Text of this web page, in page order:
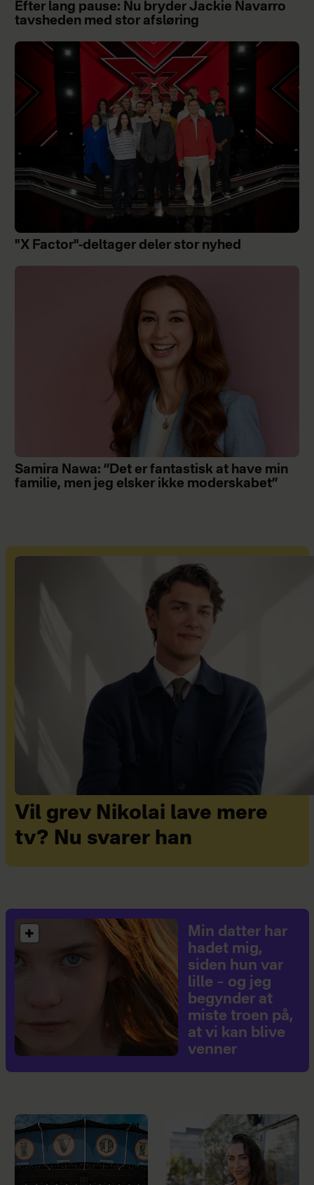
Efter lang pause: Nu bryder Jackie Navarro
tavsheden med stor afsløring
"X Factor"-deltager deler stor nyhed
Samira Nawa: ”Det er fantastisk at have min
familie, men jeg elsker ikke moderskabet”
Vil grev Nikolai lave mere
tv? Nu svarer han
Min datter har
hadet mig,
siden hun var
lille – og jeg
begynder at
miste troen på,
at vi kan blive
venner
Sponsoreret indhold